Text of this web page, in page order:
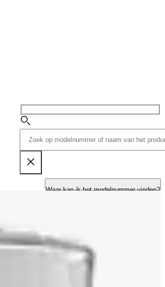
Waar kan ik het modelnummer vinden?